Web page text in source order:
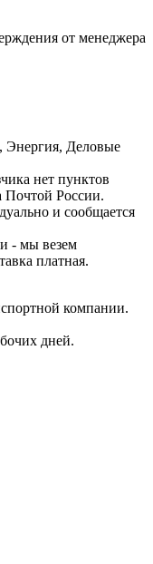
от менеджера
Деловые
нет пунктов
Почтой России.
и сообщается
- мы везем
платная.
компании.
дней.